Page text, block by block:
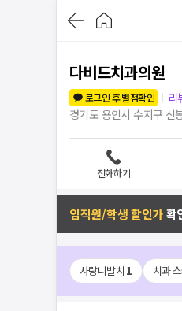
다비드치과의원
로그인 후 별점확인
리
경기도 용인시 수지구 신
전화하기
임직원/학생 할인가확
사랑니발치 1 치과